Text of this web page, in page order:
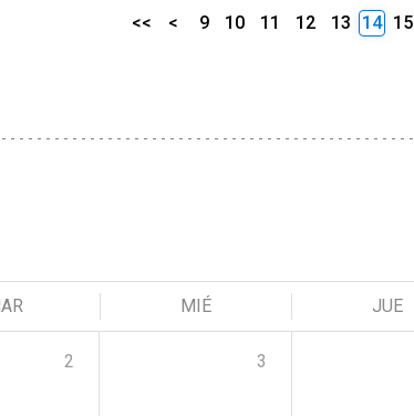
<< < 9 10 11 12 13 14 15
MIÉ JUE
2 3